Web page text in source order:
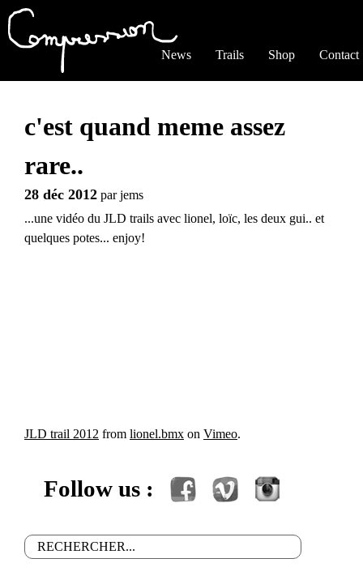
News Trails Shop Contact
c'est quand meme assez
rare..
28 déc 2012 parjems
...une vidéo du JLD trails avec lionel, loïc, les deux gui.. et
quelques potes... enjoy!
JLD trail 2012 from lionel.bmx on Vimeo.
Follow us : FacebookVimeo Instagram
Formulaire de recherche
Rechercher